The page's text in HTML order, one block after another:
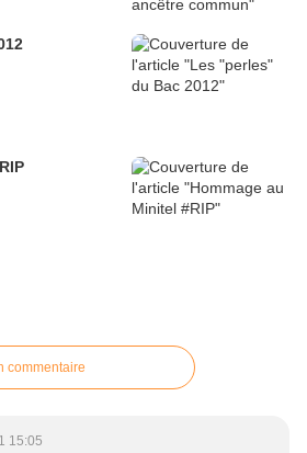
commentaire
15:05